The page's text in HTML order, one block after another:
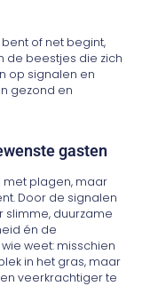
of net begint,
de beestjes die zich
op signalen en
gezond en
gasten
met plagen, maar
Door de signalen
slimme, duurzame
én de
weet: misschien
in het gras, maar
veerkrachtiger te